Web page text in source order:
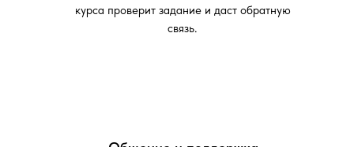
курса проверит задание и даст обратную
связь.